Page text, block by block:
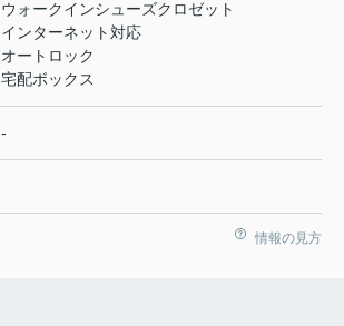
ウォークインシューズクロゼット
インターネット対応
オートロック
宅配ボックス
-
情報の見方